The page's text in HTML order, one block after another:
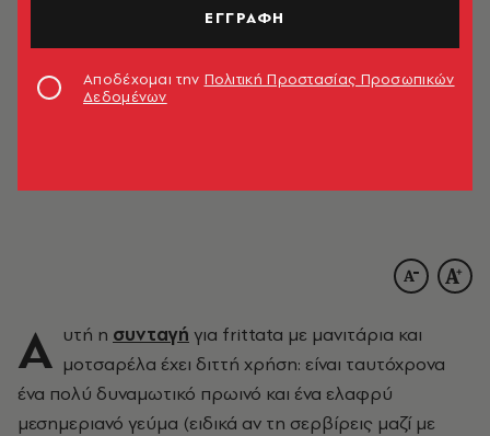
Α υτή η συνταγή για frittata με μανιτάρια και
μοτσαρέλα έχει διττή χρήση: είναι ταυτόχρονα
ένα πολύ δυναμωτικό πρωινό και ένα ελαφρύ
μεσημεριανό γεύμα (ειδικά αν τη σερβίρεις μαζί με
ΕΓΓΡΑΦΗ
Αποδέχομαι την Πολιτική Προστασίας Προσωπικών
Δεδομένων